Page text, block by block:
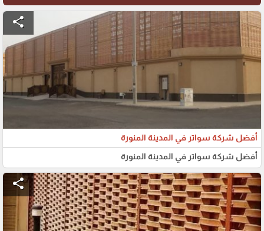
share
أفضل شركة سواتر في المدينة المنورة
أفضل شركة سواتر في المدينة المنورة
share